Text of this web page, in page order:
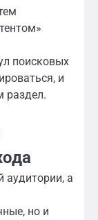
поисковых
и
раздел.
аудитории, а
но и